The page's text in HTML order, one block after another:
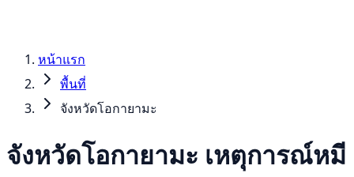
หน้าแรก
พื้นที่
จังหวัดโอกายามะ
จังหวัดโอกายามะ เหตุการณ์หมี